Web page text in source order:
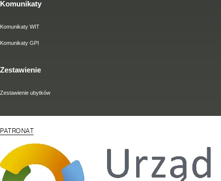
Komunikaty
Komunikaty WIT
Komunikaty GPI
Zestawienie
Zestawienie ubytków
PATRONAT